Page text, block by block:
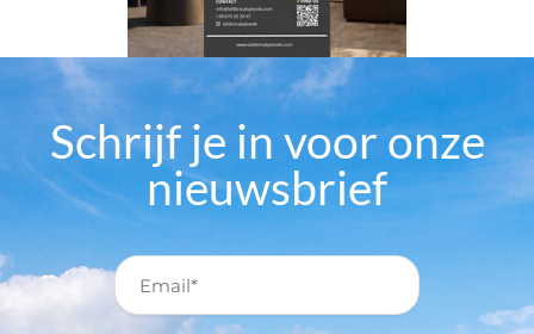
Schrijf je in voor onze
nieuwsbrief